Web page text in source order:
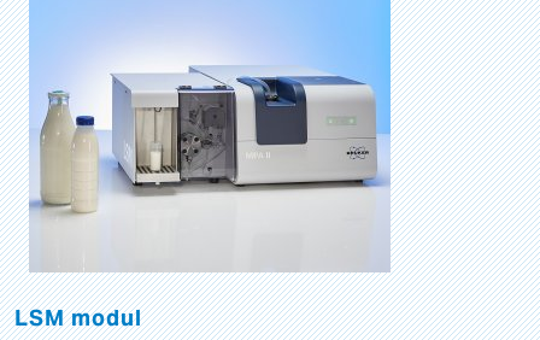
LSM modul